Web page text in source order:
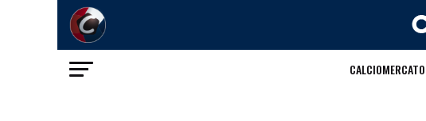
CALCIOMERCATO